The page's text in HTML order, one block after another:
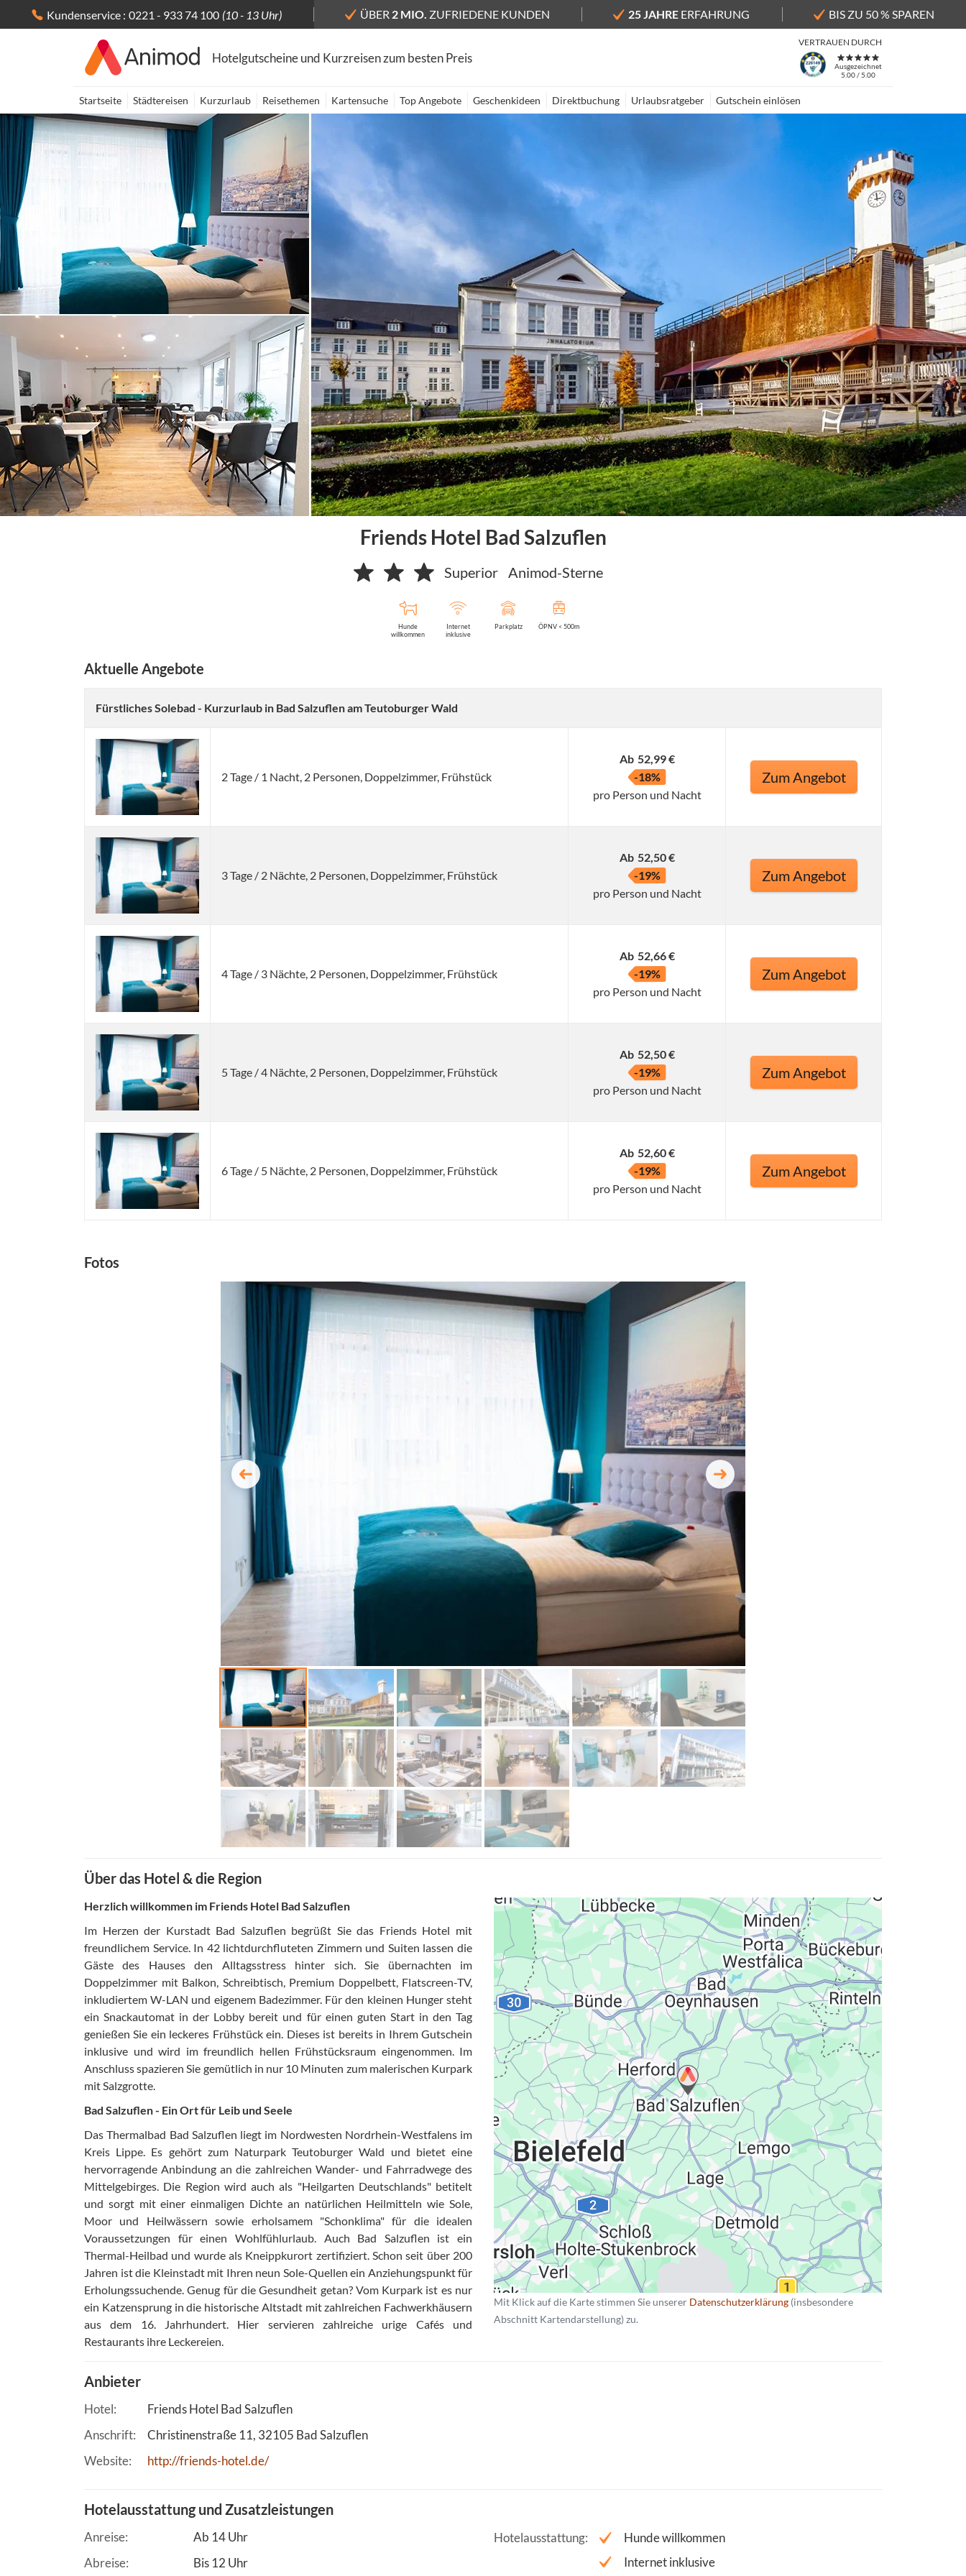
Kundenservice : 0221 - 933 74 100 (10 - 13 Uhr) ÜBER 2 MIO. ZUFRIEDENE KUNDEN 25 JAHRE ERFAHRUNG BIS ZU 50 % SPAREN
Hotelgutscheine und Kurzreisen zum besten Preis
VERTRAUEN DURCH
Ausgezeichnet
5.00 / 5.00
Startseite Städtereisen Kurzurlaub Reisethemen Kartensuche Top Angebote Geschenkideen Direktbuchung Urlaubsratgeber Gutschein einlösen
Friends Hotel Bad Salzuflen
Superior Animod-Sterne
Hunde
willkommen
Internet
inklusive
Parkplatz ÖPNV < 500m
Aktuelle Angebote
Fürstliches Solebad - Kurzurlaub in Bad Salzuflen am Teutoburger Wald
2 Tage / 1 Nacht, 2 Personen, Doppelzimmer, Frühstück
Ab 52,99 €
-18%
pro Person und Nacht
Zum Angebot
3 Tage / 2 Nächte, 2 Personen, Doppelzimmer, Frühstück
Ab 52,50 €
-19%
pro Person und Nacht
Zum Angebot
4 Tage / 3 Nächte, 2 Personen, Doppelzimmer, Frühstück
Ab 52,66 €
-19%
pro Person und Nacht
Zum Angebot
5 Tage / 4 Nächte, 2 Personen, Doppelzimmer, Frühstück
Ab 52,50 €
-19%
pro Person und Nacht
Zum Angebot
6 Tage / 5 Nächte, 2 Personen, Doppelzimmer, Frühstück
Ab 52,60 €
-19%
pro Person und Nacht
Zum Angebot
Fotos
Über das Hotel & die Region
Herzlich willkommen im Friends Hotel Bad Salzuflen
Im Herzen der Kurstadt Bad Salzuflen begrüßt Sie das Friends Hotel mit
freundlichem Service. In 42 lichtdurchfluteten Zimmern und Suiten lassen die
Gäste des Hauses den Alltagsstress hinter sich. Sie übernachten im
Doppelzimmer mit Balkon, Schreibtisch, Premium Doppelbett, Flatscreen-TV,
inkludiertem W-LAN und eigenem Badezimmer. Für den kleinen Hunger steht
ein Snackautomat in der Lobby bereit und für einen guten Start in den Tag
genießen Sie ein leckeres Frühstück ein. Dieses ist bereits in Ihrem Gutschein
inklusive und wird im freundlich hellen Frühstücksraum eingenommen. Im
Anschluss spazieren Sie gemütlich in nur 10 Minuten zum malerischen Kurpark
mit Salzgrotte.
Bad Salzuflen - Ein Ort für Leib und Seele
Das Thermalbad Bad Salzuflen liegt im Nordwesten Nordrhein-Westfalens im
Kreis Lippe. Es gehört zum Naturpark Teutoburger Wald und bietet eine
hervorragende Anbindung an die zahlreichen Wander- und Fahrradwege des
Mittelgebirges. Die Region wird auch als "Heilgarten Deutschlands" betitelt
und sorgt mit einer einmaligen Dichte an natürlichen Heilmitteln wie Sole,
Moor und Heilwässern sowie erholsamem "Schonklima" für die idealen
Voraussetzungen für einen Wohlfühlurlaub. Auch Bad Salzuflen ist ein
Thermal-Heilbad und wurde als Kneippkurort zertifiziert. Schon seit über 200
Jahren ist die Kleinstadt mit Ihren neun Sole-Quellen ein Anziehungspunkt für
Erholungssuchende. Genug für die Gesundheit getan? Vom Kurpark ist es nur
ein Katzensprung in die historische Altstadt mit zahlreichen Fachwerkhäusern
aus dem 16. Jahrhundert. Hier servieren zahlreiche urige Cafés und
Restaurants ihre Leckereien.
Datenschutzerklärung
Mit Klick auf die Karte stimmen Sie unserer Datenschutzerklärung (insbesondere
Abschnitt Kartendarstellung) zu.
Anbieter
Hotel
Friends Hotel Bad Salzuflen
Anschrift
Christinenstraße 11 32105 Bad Salzuflen
Website
http://friends-hotel.de/
Hotelausstattung und Zusatzleistungen
Anreise
Ab 14 Uhr
Abreise
Bis 12 Uhr
Hotelausstattung
Hunde willkommen
Internet inklusive